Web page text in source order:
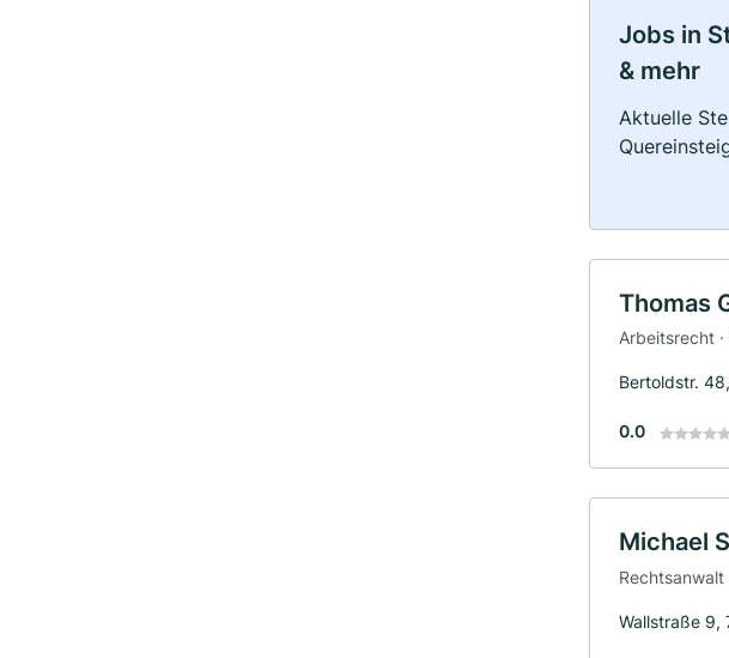
Jobs in
& mehr
Aktuelle
Thomas
Arbeitsrecht
Bertoldstr.
0.0
Michael
Rechtsanwalt
Wallstraße 9,